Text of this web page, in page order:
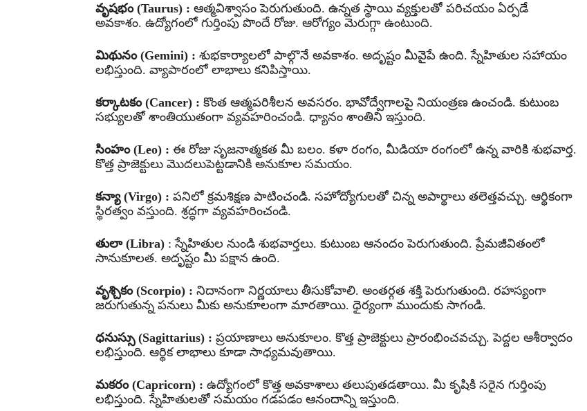
వృషభం (Taurus) : ఆత్మవిశ్వాసం పెరుగుతుంది. ఉన్నత స్థాయి వ్యక్తులతో పరిచయం ఏర్పడే
అవకాశం. ఉద్యోగంలో గుర్తింపు పొందే రోజు. ఆరోగ్యం మెరుగ్గా ఉంటుంది.
మిథునం (Gemini) : శుభకార్యాలలో పాల్గొనే అవకాశం. అదృష్టం మీవైపే ఉంది. స్నేహితుల సహాయం
లభిస్తుంది. వ్యాపారంలో లాభాలు కనిపిస్తాయి.
కర్కాటకం (Cancer) : కొంత ఆత్మపరిశీలన అవసరం. భావోద్వేగాలపై నియంత్రణ ఉంచండి. కుటుంబ
సభ్యులతో శాంతియుతంగా వ్యవహరించండి. ధ్యానం శాంతిని ఇస్తుంది.
సింహం (Leo) : ఈ రోజు సృజనాత్మకత మీ బలం. కళా రంగం, మీడియా రంగంలో ఉన్న వారికి శుభవార్త.
కొత్త ప్రాజెక్టులు మొదలుపెట్టడానికి అనుకూల సమయం.
కన్యా (Virgo) : పనిలో క్రమశిక్షణ పాటించండి. సహోద్యోగులతో చిన్న అపార్థాలు తలెత్తవచ్చు. ఆర్థికంగా
స్థిరత్వం వస్తుంది. శ్రద్ధగా వ్యవహరించండి.
తులా (Libra) : స్నేహితుల నుండి శుభవార్తలు. కుటుంబ ఆనందం పెరుగుతుంది. ప్రేమజీవితంలో
సానుకూలత. అదృష్టం మీ పక్షాన ఉంది.
వృశ్చికం (Scorpio) : నిదానంగా నిర్ణయాలు తీసుకోవాలి. అంతర్గత శక్తి పెరుగుతుంది. రహస్యంగా
జరుగుతున్న పనులు మీకు అనుకూలంగా మారతాయి. ధైర్యంగా ముందుకు సాగండి.
ధనుస్సు (Sagittarius) : ప్రయాణాలు అనుకూలం. కొత్త ప్రాజెక్టులు ప్రారంభించవచ్చు. పెద్దల ఆశీర్వాదం
లభిస్తుంది. ఆర్థిక లాభాలు కూడా సాధ్యమవుతాయి.
మకరం (Capricorn) : ఉద్యోగంలో కొత్త అవకాశాలు తలుపుతడతాయి. మీ కృషికి సరైన గుర్తింపు
లభిస్తుంది. స్నేహితులతో సమయం గడపడం ఆనందాన్ని ఇస్తుంది.